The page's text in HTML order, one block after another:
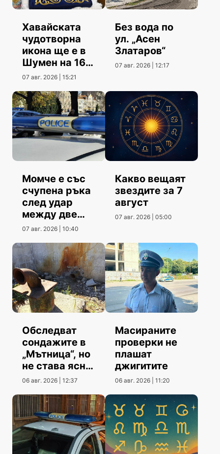
Хавайската
чудотворна
икона ще е в
Шумен на 16
август
07 авг. 2026 | 15:21
Без вода по
ул. „Асен
Златаров“
07 авг. 2026 | 12:17
Момче е със
счупена ръка
след удар
между две
коли
07 авг. 2026 | 10:40
Какво вещаят
звездите за 7
август
07 авг. 2026 | 05:00
Обследват
сондажите в
„Мътница“, но
не става ясно
кога
06 авг. 2026 | 12:37
Масираните
проверки не
плашат
джигитите
06 авг. 2026 | 11:20